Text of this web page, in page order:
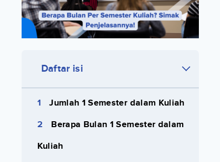
Daftar isi
Jumlah 1 Semester dalam Kuliah
Berapa Bulan 1 Semester dalam
Kuliah